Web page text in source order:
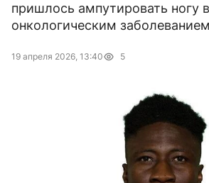
пришлось ампутировать ногу
онкологическим
19 апреля 2026, 13:40 5